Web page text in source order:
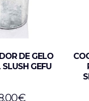
DE GELO
GEFU
€